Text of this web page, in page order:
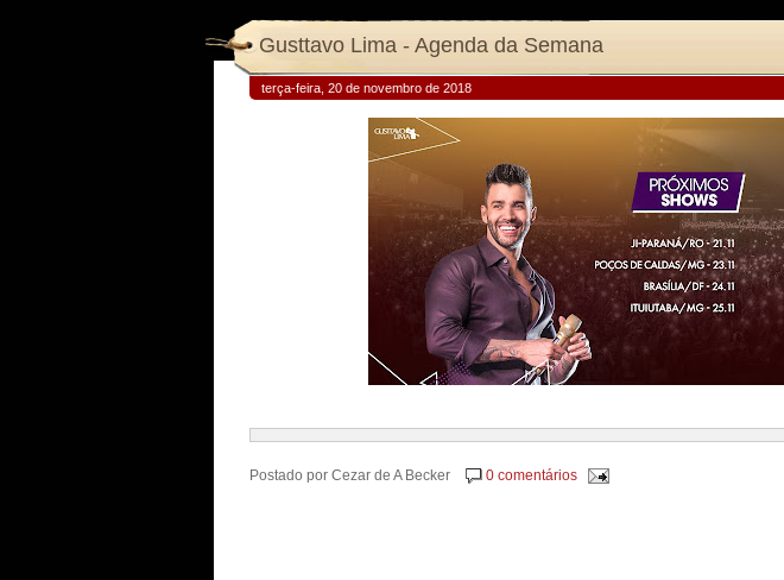
Gusttavo Lima - Agenda da Semana
terça-feira, 20 de novembro de 2018
Postado por Cezar de A Becker 0 comentários